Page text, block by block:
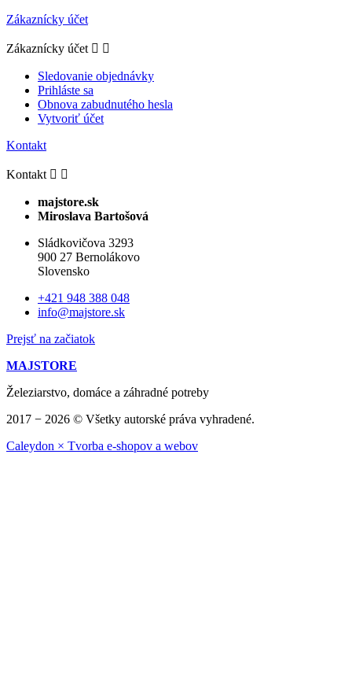
Zákaznícky účet
Zákaznícky účet  
Sledovanie objednávky
Prihláste sa
Obnova zabudnutého hesla
Vytvoriť účet
Kontakt
Kontakt  
majstore.sk
Miroslava Bartošová
Sládkovičova 3293
900 27 Bernolákovo
Slovensko
+421 948 388 048
info@majstore.sk
Prejsť na začiatok
MAJSTORE
Železiarstvo, domáce a záhradné potreby
2017 − 2026 © Všetky autorské práva vyhradené.
Caleydon × Tvorba e-shopov a webov